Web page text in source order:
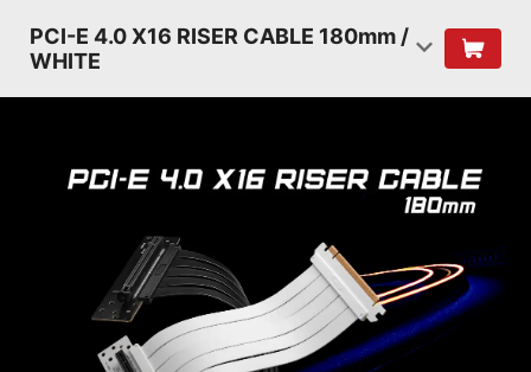
PCI-E 4.0 X16 RISER CABLE 180mm /
WHITE